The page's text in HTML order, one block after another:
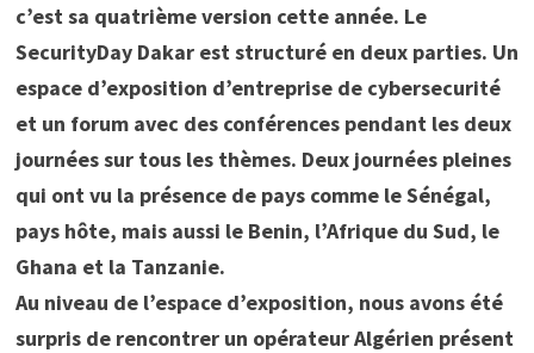
c’est sa quatrième version cette année. Le
SecurityDay Dakar est structuré en deux parties. Un
espace d’exposition d’entreprise de cybersecurité
et un forum avec des conférences pendant les deux
journées sur tous les thèmes. Deux journées pleines
qui ont vu la présence de pays comme le Sénégal,
pays hôte, mais aussi le Benin, l’Afrique du Sud, le
Ghana et la Tanzanie.
Au niveau de l’espace d’exposition, nous avons été
surpris de rencontrer un opérateur Algérien présent